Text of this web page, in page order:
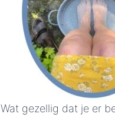
Wat gezellig dat je er